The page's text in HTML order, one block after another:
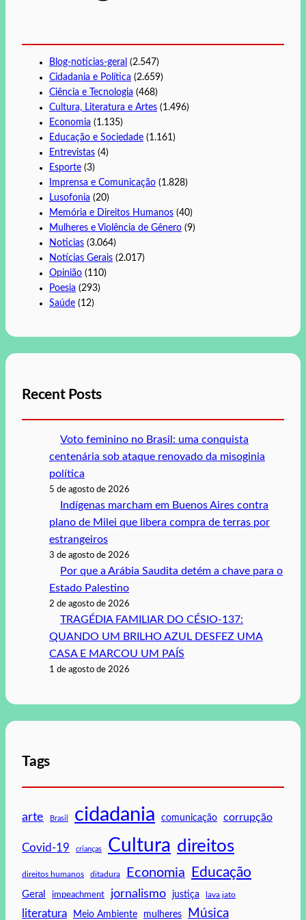
Blog-noticias-geral (2.547)
Cidadania e Política (2.659)
Ciência e Tecnologia (468)
Cultura, Literatura e Artes (1.496)
Economia (1.135)
Educação e Sociedade (1.161)
Entrevistas (4)
Esporte (3)
Imprensa e Comunicação (1.828)
Lusofonia (20)
Memória e Direitos Humanos (40)
Mulheres e Violência de Gênero (9)
Noticias (3.064)
Notícias Gerais (2.017)
Opinião (110)
Poesia (293)
Saúde (12)
Recent Posts
Voto feminino no Brasil: uma conquista
centenária sob ataque renovado da misoginia
política
5 de agosto de 2026
Indígenas marcham em Buenos Aires contra
plano de Milei que libera compra de terras por
estrangeiros
3 de agosto de 2026
Por que a Arábia Saudita detém a chave para o
Estado Palestino
2 de agosto de 2026
TRAGÉDIA FAMILIAR DO CÉSIO-137:
QUANDO UM BRILHO AZUL DESFEZ UMA
CASA E MARCOU UM PAÍS
1 de agosto de 2026
Tags
arte Brasil cidadania comunicação corrupção
Covid-19 crianças Cultura direitos
direitos humanos ditadura Economia Educação
Geral impeachment jornalismo justiça lava jato
literatura Meio Ambiente mulheres Música